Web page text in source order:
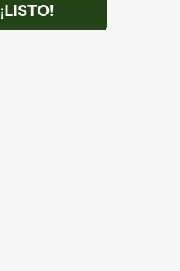
¡LISTO!